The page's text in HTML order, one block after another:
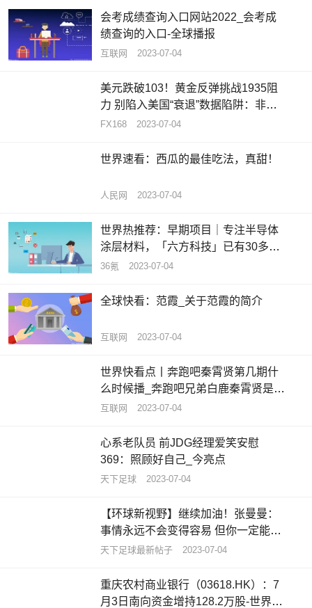
会考成绩查询入口网站2022_会考成
绩查询的入口-全球播报
互联网 2023-07-04
美元跌破103！黄金反弹挑战1935阻
力 别陷入美国“衰退”数据陷阱：非农
将成美元买盘拐点_天天热推荐
FX168 2023-07-04
世界速看：西瓜的最佳吃法，真甜！
人民网 2023-07-04
世界热推荐：早期项目｜专注半导体
涂层材料，「六方科技」已有30多家
合作伙伴
36氪 2023-07-04
全球快看：范霞_关于范霞的简介
互联网 2023-07-04
世界快看点丨奔跑吧秦霄贤第几期什
么时候播_奔跑吧兄弟白鹿秦霄贤是哪
一期
互联网 2023-07-04
心系老队员 前JDG经理爱笑安慰
369：照顾好自己_今亮点
天下足球 2023-07-04
【环球新视野】继续加油！张曼曼：
事情永远不会变得容易 但你一定能变
得更好
天下足球最新帖子 2023-07-04
重庆农村商业银行（03618.HK）：7
月3日南向资金增持128.2万股-世界今